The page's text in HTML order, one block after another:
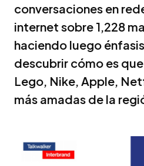
conversaciones en
internet sobre 1,228
haciendo luego
descubrir cómo es
Lego, Nike, Apple,
más amadas de la